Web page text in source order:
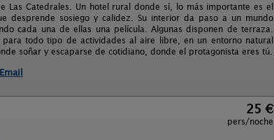
Las Catedrales. Un hotel rural donde sí, lo más importante es el
desprende sosiego y calidez. Su interior da paso a un mundo
cada una de ellas una película. Algunas disponen de terraza.
todo tipo de actividades al aire libre, en un entorno natural
soñar y escaparse de cotidiano, donde el protagonista eres tú.
Email
25 €
pers/noche